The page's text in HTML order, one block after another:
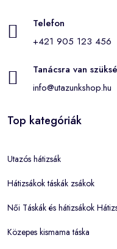
Telefon
+421 905 123 456
Tanácsra van
info@utazunkshop.hu
Top kategóriák
Utazós hátizsák
Hátizsákok táskák zsákok
Női Táskák és hátizsákok
Közepes kismama táska